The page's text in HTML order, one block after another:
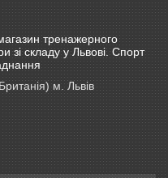
тренажерного
зі складу у Львові. Спорт
м. Львів